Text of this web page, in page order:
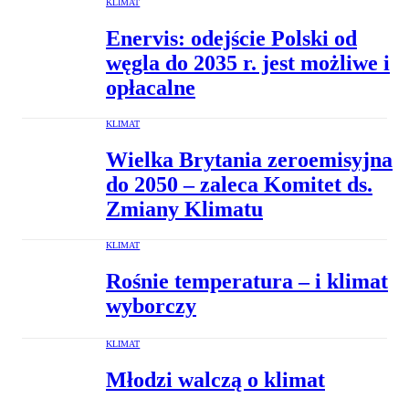
KLIMAT
Enervis: odejście Polski od
węgla do 2035 r. jest możliwe i
opłacalne
KLIMAT
Wielka Brytania zeroemisyjna
do 2050 – zaleca Komitet ds.
Zmiany Klimatu
KLIMAT
Rośnie temperatura – i klimat
wyborczy
KLIMAT
Młodzi walczą o klimat